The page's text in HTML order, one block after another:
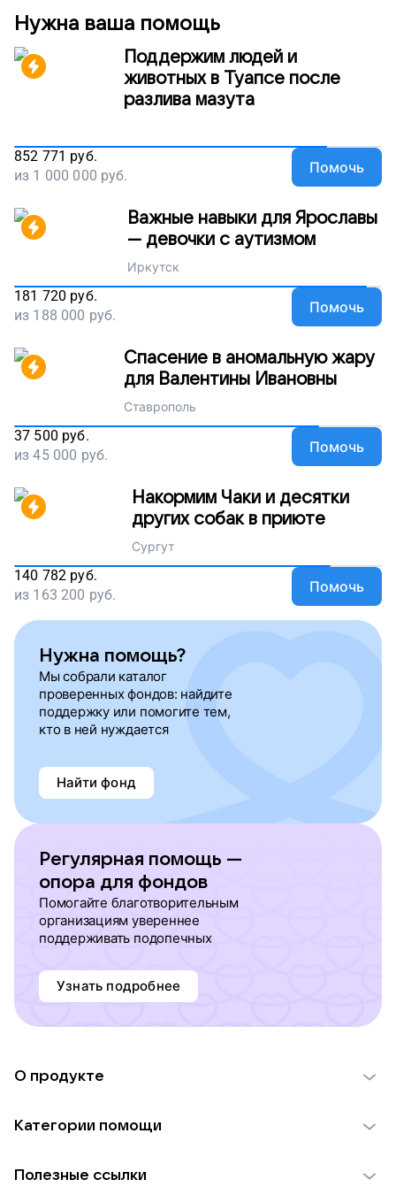
Нужна ваша помощь
Поддержим людей и
животных в Туапсе после
разлива мазута
852 771 руб.
из 1 000 000 руб. Помочь
Важные навыки для Ярославы
— девочки с аутизмом
Иркутск
181 720 руб.
из 188 000 руб. Помочь
Спасение в аномальную жару
для Валентины Ивановны
Ставрополь
37 500 руб.
из45 000 руб. Помочь
Накормим Чаки и десятки
других собак в приюте
Сургут
140 782 руб.
из 163 200 руб. Помочь
Нужна помощь?
Мы собрали каталог
проверенных фондов: найдите
поддержку или помогите тем,
кто в ней нуждается
Найти фонд
Регулярная помощь —
опора для фондов
Помогайте благотворительным
организациям увереннее
поддерживать подопечных
Узнать подробнее
О продукте
Использование материалов
Категории помощи
Полезные ссылки